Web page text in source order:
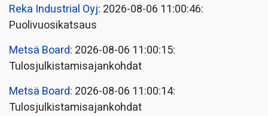
Reka Industrial Oyj: 2026-08-06 11:00:46:
Puolivuosikatsaus
Metsä Board: 2026-08-06 11:00:15:
Tulosjulkistamisajankohdat
Metsä Board: 2026-08-06 11:00:14:
Tulosjulkistamisajankohdat